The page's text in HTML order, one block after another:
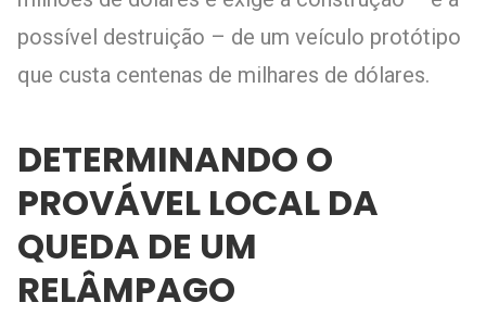
possível destruição – de um veículo protótipo
que custa centenas de milhares de dólares.
DETERMINANDO O
PROVÁVEL LOCAL DA
QUEDA DE UM
RELÂMPAGO